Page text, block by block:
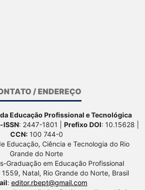
/ ENDEREÇO
Educação Profissional e Tecnológica
ISSN: 2447-1801 | Prefixo DOI: 10.15628 |
CCN:100 744-0
Educação, Ciência e Tecnologia do Rio
Grande do Norte
Graduação em Educação Profissional
1559, Natal, Rio Grande do Norte, Brasil
: editor.rbept@gmail.com